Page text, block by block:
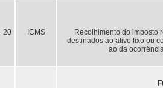
20 ICMS
Recolhimento do imposto
destinados ao ativo fixo ou
ao da